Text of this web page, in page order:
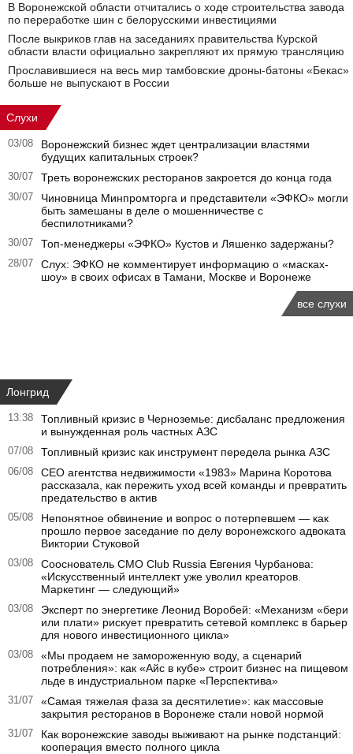
В Воронежской области отчитались о ходе строительства завода
по переработке шин с белорусскими инвестициями
После выкриков глав на заседаниях правительства Курской
области власти официально закрепляют их прямую трансляцию
Прославившиеся на весь мир тамбовские дроны-батоны «Бекас»
больше не выпускают в России
Слухи
03/08
Воронежский бизнес ждет централизации властями
будущих капитальных строек?
30/07 Треть воронежских ресторанов закроется до конца года
30/07
Чиновница Минпромторга и представители «ЭФКО» могли
быть замешаны в деле о мошенничестве с
беспилотниками?
30/07 Топ-менеджеры «ЭФКО» Кустов и Ляшенко задержаны?
28/07
Слух: ЭФКО не комментирует информацию о «масках-
шоу» в своих офисах в Тамани, Москве и Воронеже
все слухи
Лонгрид
13:38
Топливный кризис в Черноземье: дисбаланс предложения
и вынужденная роль частных АЗС
07/08 Топливный кризис как инструмент передела рынка АЗС
06/08
CEO агентства недвижимости «1983» Марина Коротова
рассказала, как пережить уход всей команды и превратить
предательство в актив
05/08
Непонятное обвинение и вопрос о потерпевшем — как
прошло первое заседание по делу воронежского адвоката
Виктории Стуковой
03/08
Сооснователь CMO Club Russia Евгения Чурбанова:
«Искусственный интеллект уже уволил креаторов.
Маркетинг — следующий»
03/08
Эксперт по энергетике Леонид Воробей: «Механизм «бери
или плати» рискует превратить сетевой комплекс в барьер
для нового инвестиционного цикла»
03/08
«Мы продаем не замороженную воду, а сценарий
потребления»: как «Айс в кубе» строит бизнес на пищевом
льде в индустриальном парке «Перспектива»
31/07
«Самая тяжелая фаза за десятилетие»: как массовые
закрытия ресторанов в Воронеже стали новой нормой
31/07
Как воронежские заводы выживают на рынке подстанций:
кооперация вместо полного цикла